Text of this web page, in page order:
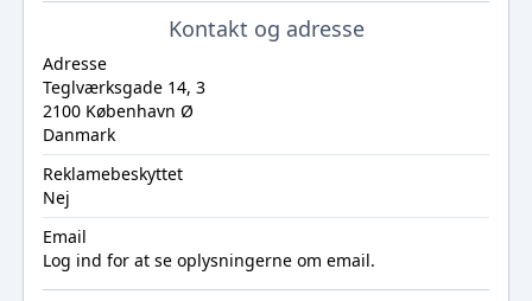
Kontakt og adresse
Adresse
Teglværksgade 14, 3
2100 København Ø
Danmark
Reklamebeskyttet
Nej
Email
Log ind for at se oplysningerne om email.